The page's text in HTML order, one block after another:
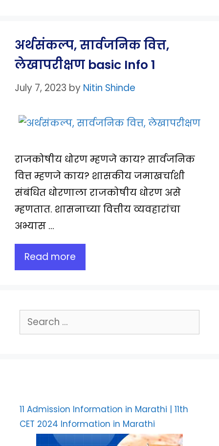
अर्थसंकल्प, सार्वजनिक वित्त,
लेखापरीक्षण basic Info 1
July 7, 2023 by Nitin Shinde
राजकोषीय धोरण म्हणजे काय? सार्वजनिक
वित्त म्हणजे काय? शासकीय जमाखर्चाशी
संबंधित धोरणाला राजकोषीय धोरण असे
म्हणतात. शासनाच्या वित्तीय व्यवहारांचा
अभ्यास …
Read more
Search
for:
11 Admission Information in Marathi | 11th
CET 2024 Information in Marathi